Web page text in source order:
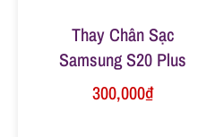
Thay Chân Sạc
Samsung S20 Plus
300,000₫